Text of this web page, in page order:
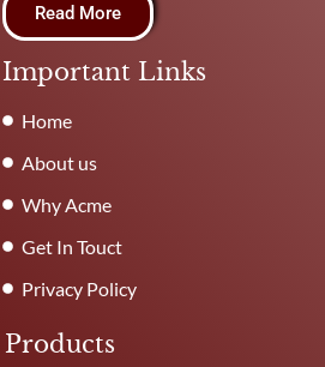
Read More
Important Links
Home
About us
Why Acme
Get In Touct
Privacy Policy
Products